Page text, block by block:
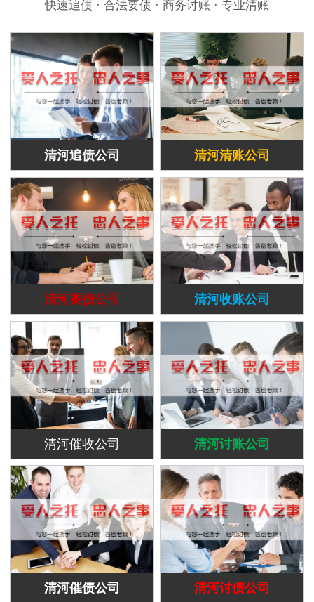
快速追债 · 合法要债 · 商务讨账 · 专业清账
清河追债公司 清河清账公司
清河要债公司 清河收账公司
清河催收公司 清河讨账公司
清河催债公司 清河讨债公司